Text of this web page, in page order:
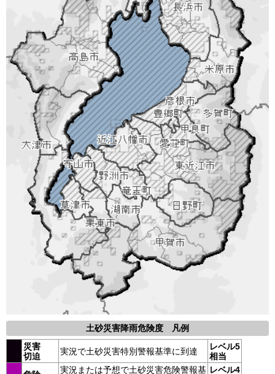
土砂災害降雨危険度 凡例
災害
切迫
実況で土砂災害特別警報基準に到達
レベル5
相当
実況または予想で土砂災害危険警報基 レベル4